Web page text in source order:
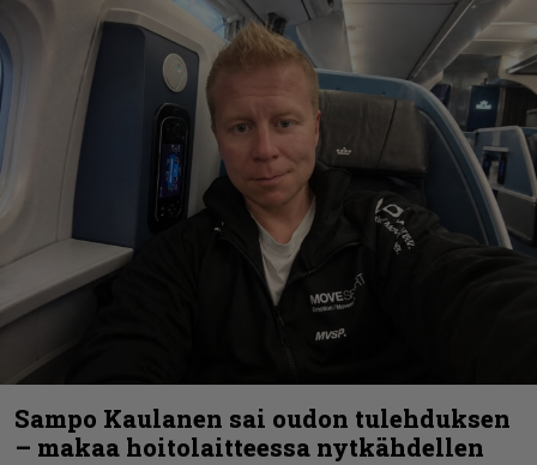
Sampo Kaulanen sai oudon tulehduksen
– makaa hoitolaitteessa nytkähdellen